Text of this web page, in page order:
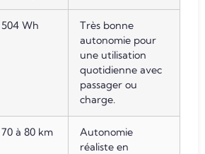
504 Wh
Très bonne
autonomie pour
une utilisation
quotidienne avec
passager ou
charge.
70 à 80 km
Autonomie
réaliste en